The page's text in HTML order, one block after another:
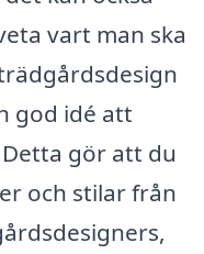
vart man ska
god idé att
gör att du
och stilar från